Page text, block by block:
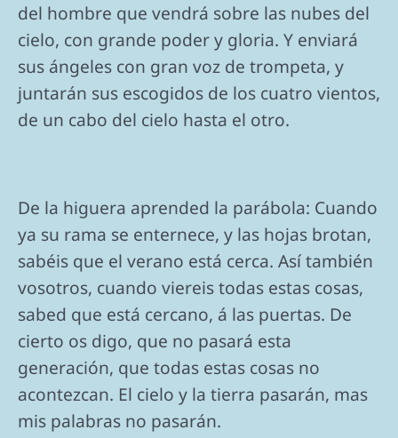
del hombre que vendrá sobre las nubes del
cielo, con grande poder y gloria. Y enviará
sus ángeles con gran voz de trompeta, y
juntarán sus escogidos de los cuatro vientos,
de un cabo del cielo hasta el otro.
De la higuera aprended la parábola: Cuando
ya su rama se enternece, y las hojas brotan,
sabéis que el verano está cerca. Así también
vosotros, cuando viereis todas estas cosas,
sabed que está cercano, á las puertas. De
cierto os digo, que no pasará esta
generación, que todas estas cosas no
acontezcan. El cielo y la tierra pasarán, mas
mis palabras no pasarán.